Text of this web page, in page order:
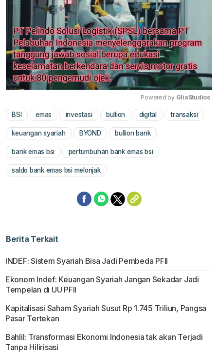
Mute
Powered by GliaStudios
BSI emas investasi bullion digital transaksi
keuangan syariah BYOND bullion bank
bank emas bsi pertumbuhan bank emas bsi
saldo bank emas bsi melonjak
Berita Terkait
INDEF: Sistem Syariah Bisa Jadi Pembeda PFII
Ekonom Indef: Keuangan Syariah Jangan Sekadar Jadi
Tempelan di UU PFII
Kapitalisasi Saham Syariah Susut Rp 1.745 Triliun, Pangsa
Pasar Tertekan
Bahlil: Transformasi Ekonomi Indonesia tak akan Terjadi
Tanpa Hilirisasi